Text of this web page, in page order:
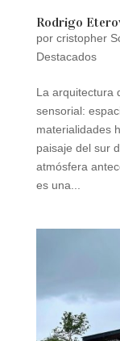
Rodrigo
por cristopher
Destacados
La arquitectura
sensorial:
materialidades
paisaje del sur
atmósfera
es una...